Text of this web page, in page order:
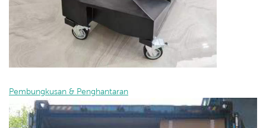
Pembungkusan & Penghantaran